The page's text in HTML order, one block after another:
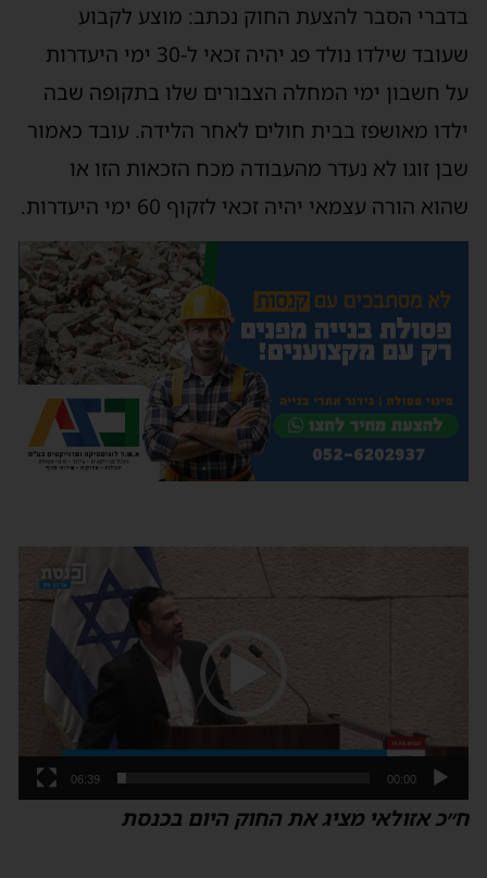
בדברי הסבר להצעת החוק נכתב: מוצע לקבוע
שעובד שילדו נולד פג יהיה זכאי ל-30 ימי היעדרות
על חשבון ימי המחלה הצבורים שלו בתקופה שבה
ילדו מאושפז בבית חולים לאחר הלידה. עובד כאמור
שבן זוגו לא נעדר מהעבודה מכח הזכאות הזו או
שהוא הורה עצמאי יהיה זכאי לזקוף 60 ימי היעדרות.
00:00
06:39
ח״כ אזולאי מציג את החוק היום בכנסת